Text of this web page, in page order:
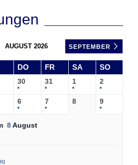
AUGUST 2026 SEPTEMBER
DO FR SA SO
30 31 1 2
6 7 8 9
8August